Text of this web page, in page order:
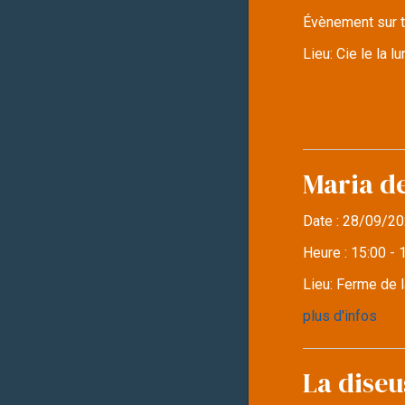
Évènement sur
Lieu:Cie le la
Maria
Date :28/09/
Heure : 15:00 -
Lieu: Ferme de
plus d'infos
La